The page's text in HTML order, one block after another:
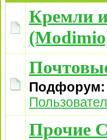
Кремли
Подфорум:
Прочие